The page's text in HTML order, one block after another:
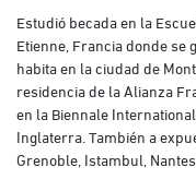
Estudió becada en la
Etienne, Francia donde
habita en la ciudad de
residencia de la Alianza
en la Biennale
Inglaterra. También a
Grenoble, Istambul,